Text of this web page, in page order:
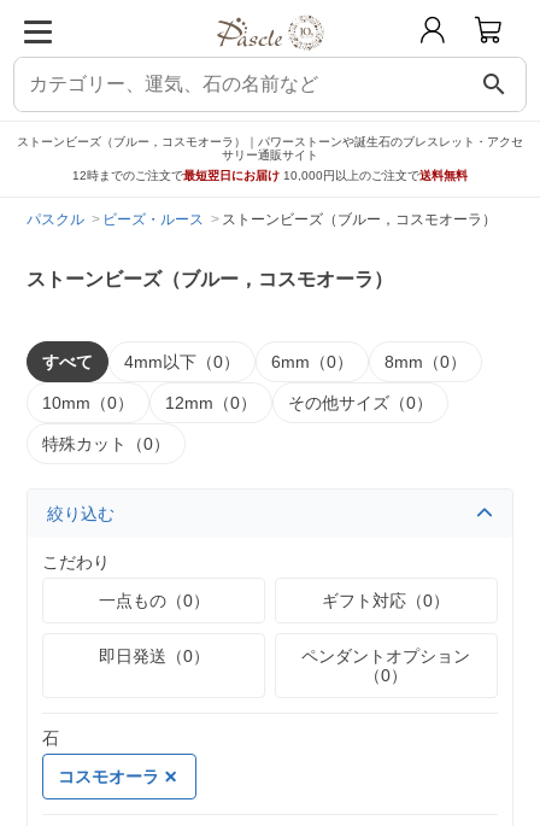
search
ストーンビーズ（ブルー，コスモオーラ）｜パワーストーンや誕生石のブレスレット・アクセ
サリー通販サイト
12時までのご注文で最短翌日にお届け 10,000円以上のご注文で送料無料
パスクル ビーズ・ルース ストーンビーズ（ブルー，コスモオーラ）
ストーンビーズ（ブルー，コスモオーラ）
すべて 4mm以下（0） 6mm（0） 8mm（0）
10mm（0） 12mm（0） その他サイズ（0）
特殊カット（0）
絞り込む
こだわり
一点もの（0）
ギフト対応（0）
即日発送（0）
ペンダントオプション
（0）
石
コスモオーラ